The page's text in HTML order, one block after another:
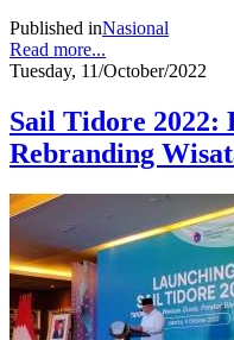
Published inNasional
Read more...
Tuesday, 11/October/2022
Sail Tidore 2022:
Rebranding